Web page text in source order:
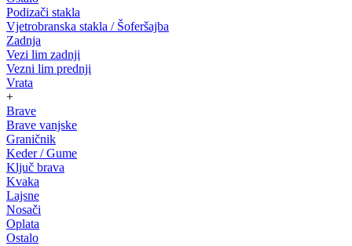
Podizači stakla
Vjetrobranska stakla / Šoferšajba
Zadnja
Vezi lim zadnji
Vezni lim prednji
Vrata
+
Brave
Brave vanjske
Graničnik
Keder / Gume
Ključ brava
Kvaka
Lajsne
Nosači
Oplata
Ostalo